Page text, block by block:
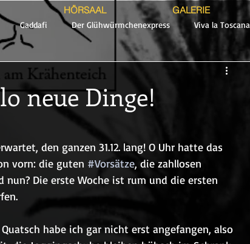
HÖRSAAL GALERIE
Gaddafi Der Glühwürmchenexpress Viva la Toscana
neue Dinge!
den ganzen 31.12. lang! O Uhr hatte das
vorn: die guten #Vorsätze, die zahllosen
nun? Die erste Woche ist rum und die ersten
habe ich gar nicht erst angefangen, also